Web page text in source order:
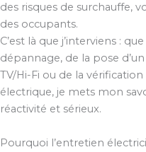
des risques de surchauffe,
des occupants.
C’est là que j’interviens :
dépannage, de la pose
TV/Hi-Fi ou de la
électrique, je mets mon
réactivité et sérieux.
Pourquoi l’entretien